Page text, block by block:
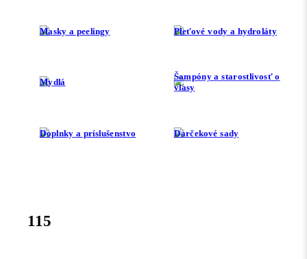
Masky a peelingy Pleťové vody a hydroláty
Mydlá
Šampóny a starostlivosť o
vlasy
Doplnky a príslušenstvo Darčekové sady
115